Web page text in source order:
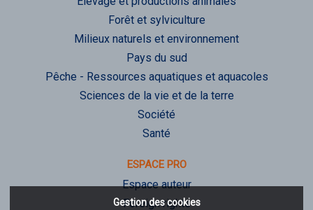
Gestion des cookies
Forêt et sylviculture
Milieux naturels et environnement
Pays du sud
Pêche - Ressources aquatiques et aquacoles
Sciences de la vie et de la terre
Société
Santé
ESPACE PRO
Espace auteur
Foreign rights